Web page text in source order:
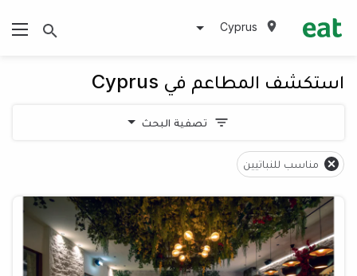
Cyprus
استكشف المطاعم في Cyprus
تصفية البحث
مناسب للنباتيين